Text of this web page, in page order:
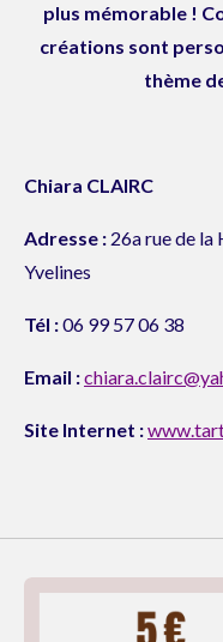
plus mémorable !
créations sont
thème
Chiara CLAIRC
Adresse : 26a rue de la
Yvelines
Tél :06 99 57 06 38
Email :
Site Internet :